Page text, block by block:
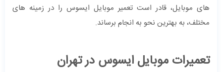
های موبایل، قادر است تعمیر موبایل ایسوس را در زمینه های
مختلف، به بهترین نحو به انجام برساند.
تعمیرات موبایل ایسوس در تهران